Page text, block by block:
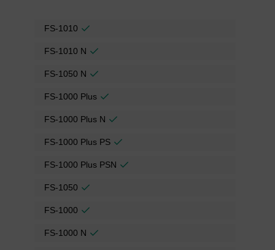
FS-1010
FS-1010 N
FS-1050 N
FS-1000 Plus
FS-1000 Plus N
FS-1000 Plus PS
FS-1000 Plus PSN
FS-1050
FS-1000
FS-1000 N